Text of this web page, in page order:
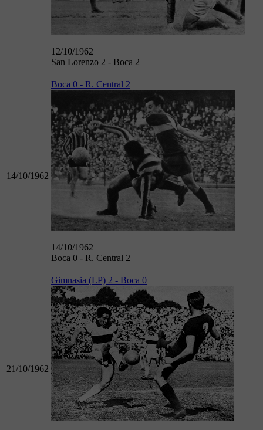
12/10/1962
San Lorenzo 2 - Boca 2
14/10/1962
Boca 0 - R. Central 2
14/10/1962
Boca 0 - R. Central 2
21/10/1962
Gimnasia (LP) 2 - Boca 0